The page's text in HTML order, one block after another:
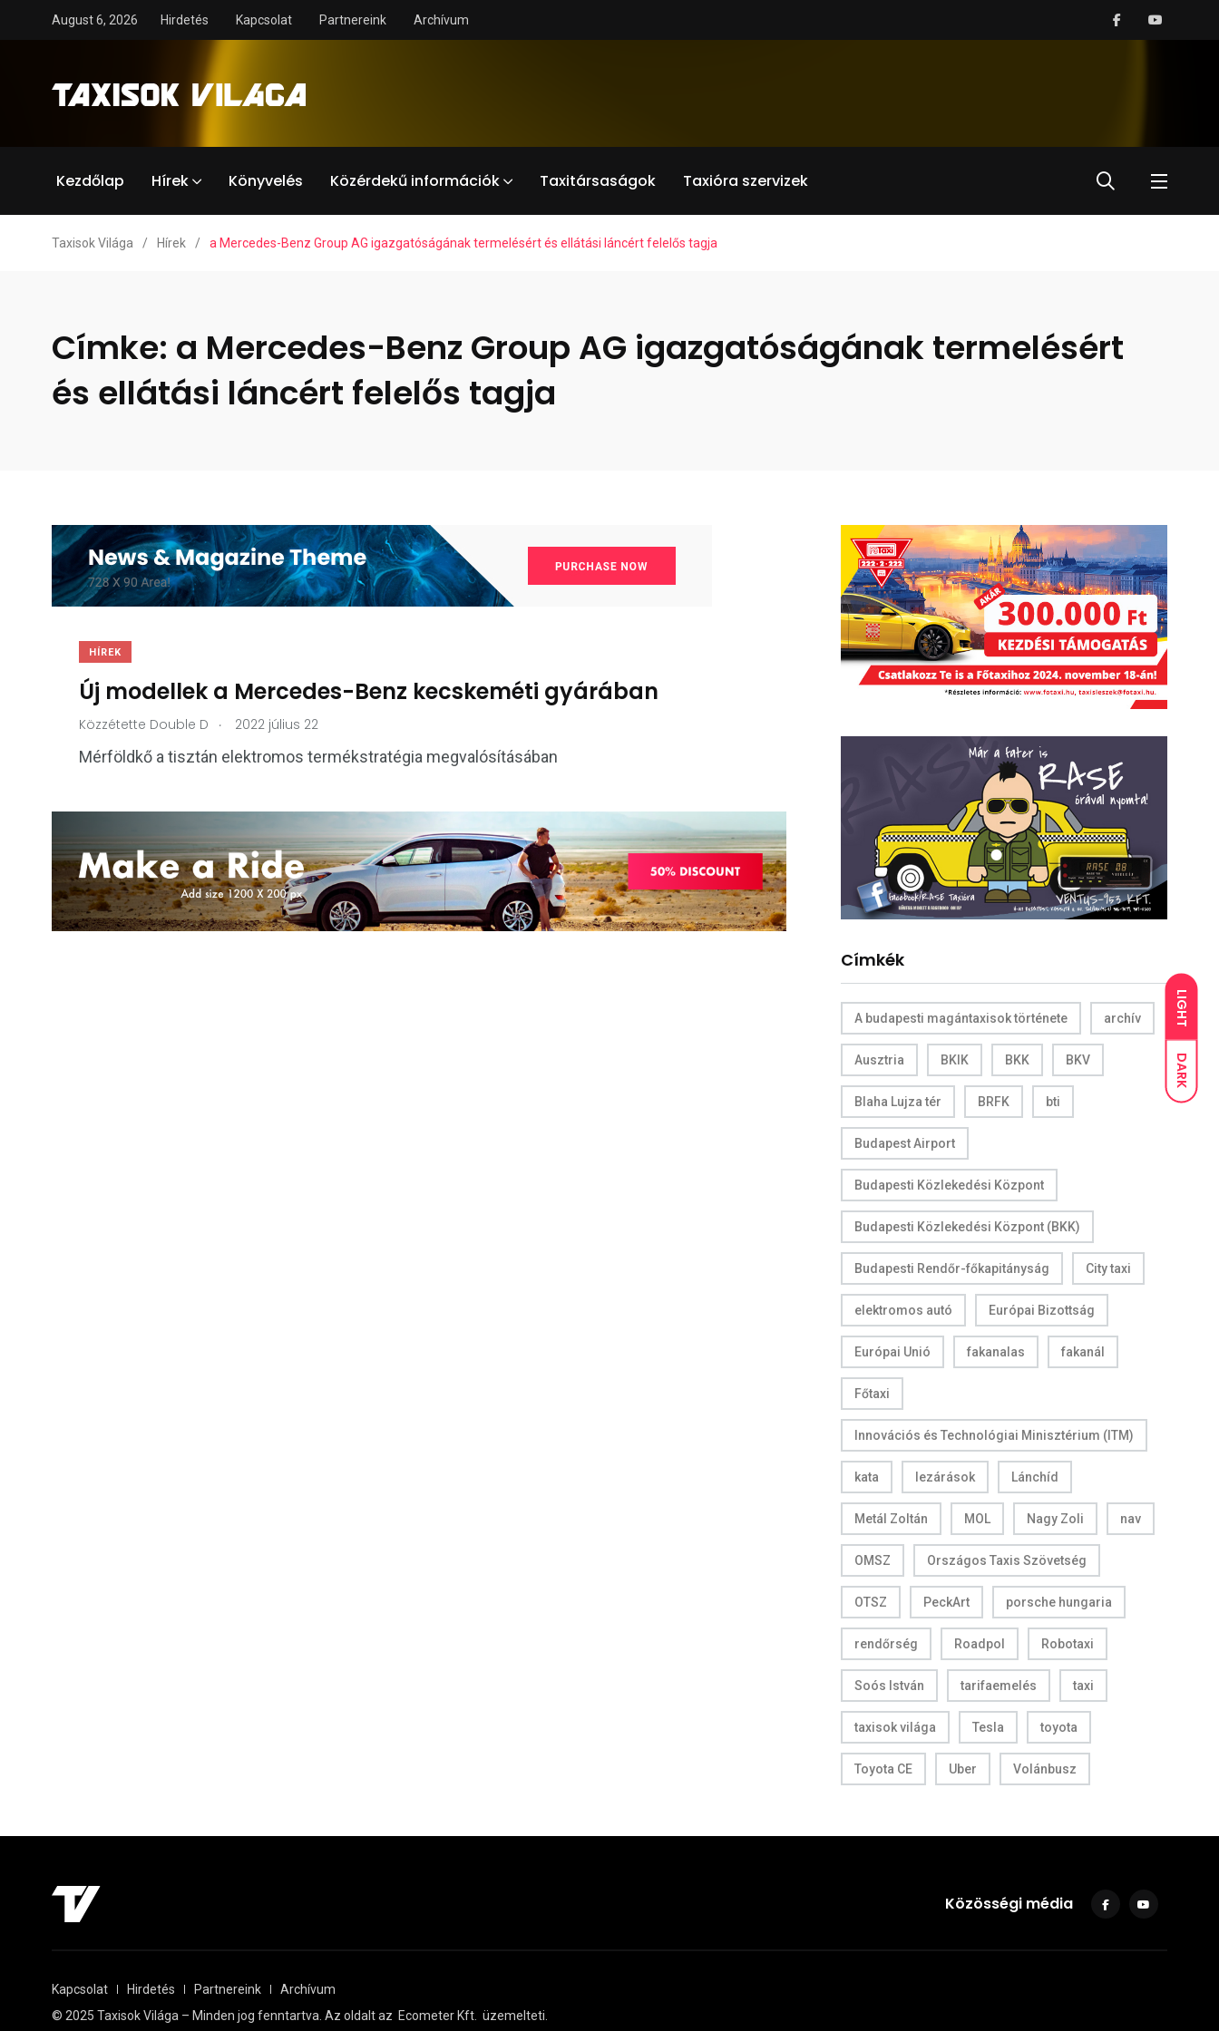
LIGHT
DARK
August 6, 2026 Hirdetés Kapcsolat Partnereink Archívum
Kezdőlap Hírek Könyvelés Közérdekű információk Taxitársaságok Taxióra szervizek
Taxisok Világa / Hírek / a Mercedes-Benz Group AG igazgatóságának termelésért és ellátási láncért felelős tagja
Címke: a Mercedes-Benz Group AG igazgatóságának termelésért
és ellátási láncért felelős tagja
HÍREK
Új modellek a Mercedes-Benz kecskeméti gyárában
Közzétette Double D . 2022 július 22
Mérföldkő a tisztán elektromos termékstratégia megvalósításában
Címkék
A budapesti magántaxisok története archív
Ausztria BKIK BKK BKV
Blaha Lujza tér BRFK bti
Budapest Airport
Budapesti Közlekedési Központ
Budapesti Közlekedési Központ (BKK)
Budapesti Rendőr-főkapitányság City taxi
elektromos autó Európai Bizottság
Európai Unió fakanalas fakanál
Főtaxi
Innovációs és Technológiai Minisztérium (ITM)
kata lezárások Lánchíd
Metál Zoltán MOL Nagy Zoli nav
OMSZ Országos Taxis Szövetség
OTSZ PeckArt porsche hungaria
rendőrség Roadpol Robotaxi
Soós István tarifaemelés taxi
taxisok világa Tesla toyota
Toyota CE Uber Volánbusz
Közösségi média
Kapcsolat Hirdetés Partnereink
Archívum
© 2025 Taxisok Világa – Minden jog fenntartva. Az oldalt az Ecometer Kft. üzemelteti.